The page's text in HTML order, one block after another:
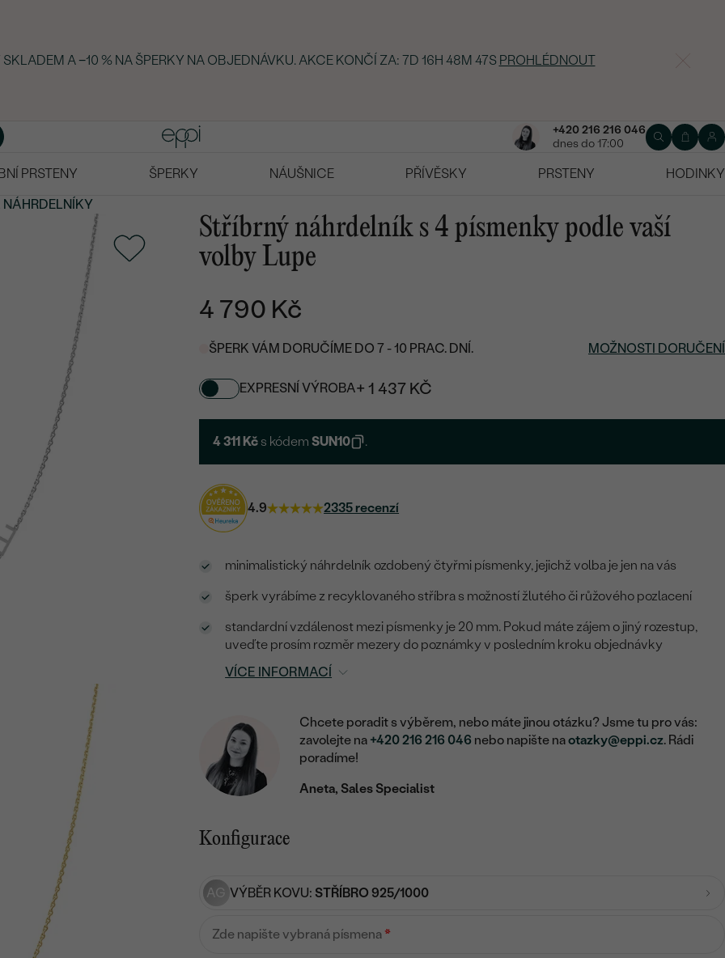
SKLADEM A −10 % NA ŠPERKY NA OBJEDNÁVKU. AKCE KONČÍ ZA: 7D 16H 48M 45S PROHLÉDNOUT
+420 216 216 046
dnes do 17:00
PRSTENY ŠPERKY NÁUŠNICE PŘÍVĚSKY PRSTENY
HODINKY
NÁHRDELNÍKY
Stříbrný náhrdelník s 4 písmenky podle vaší
volby Lupe
4 790 Kč
ŠPERK VÁM DORUČÍME DO 7 - 10 PRAC. DNÍ. MOŽNOSTI DORUČENÍ
EXPRESNÍ VÝROBA+ 1 437 KČ
4 311 Kč s kódemSUN10 .
4.9 2335 recenzí
minimalistický náhrdelník ozdobený čtyřmi písmenky, jejichž volba je jen na vás
šperk vyrábíme z recyklovaného stříbra s možností žlutého či růžového pozlacení
standardní vzdálenost mezi písmenky je 20 mm. Pokud máte zájem o jiný rozestup,
uveďte prosím rozměr mezery do poznámky v posledním kroku objednávky
VÍCE INFORMACÍ
Chcete poradit s výběrem, nebo máte jinou otázku? Jsme tu pro vás:
zavolejte na +420 216 216 046 nebo napište naotazky@eppi.cz. Rádi
poradíme!
Aneta, Sales Specialist
Konfigurace
AG VÝBĚR KOVU: STŘÍBRO 925/1000
Zde napište vybraná písmena*